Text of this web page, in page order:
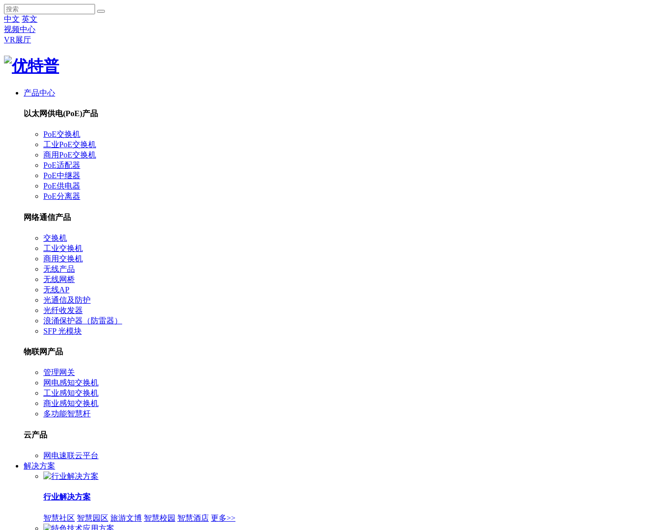
中文 英文
视频中心
VR展厅
产品中心
以太网供电(PoE)产品
PoE交换机
工业PoE交换机
商用PoE交换机
PoE适配器
PoE中继器
PoE供电器
PoE分离器
网络通信产品
交换机
工业交换机
商用交换机
无线产品
无线网桥
无线AP
光通信及防护
光纤收发器
浪涌保护器（防雷器）
SFP 光模块
物联网产品
管理网关
网电感知交换机
工业感知交换机
商业感知交换机
多功能智慧杆
云产品
网电速联云平台
解决方案
行业解决方案
智慧社区 智慧园区 旅游文博 智慧校园 智慧酒店 更多>>